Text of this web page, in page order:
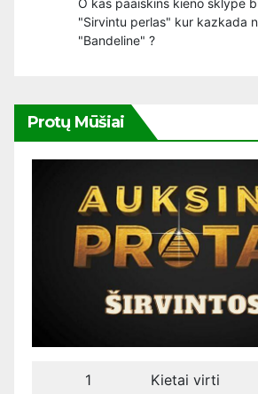
O kas paaiskins kieno sklype
"Sirvintu perlas" kur kazkada
"Bandeline" ?
Protų Mūšiai
1 Kietai virti